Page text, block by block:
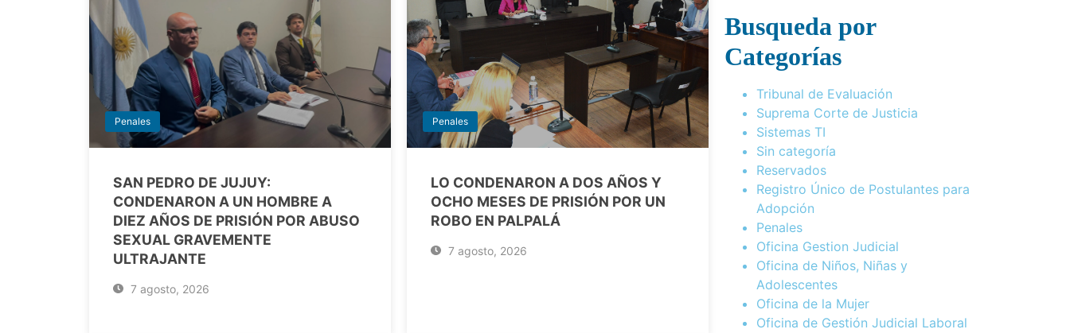
Penales
SAN PEDRO DE JUJUY:
CONDENARON A UN HOMBRE A
DIEZ AÑOS DE PRISIÓN POR ABUSO
SEXUAL GRAVEMENTE
ULTRAJANTE
7 agosto, 2026
Penales
LO CONDENARON A DOS AÑOS Y
OCHO MESES DE PRISIÓN POR UN
ROBO EN PALPALÁ
7 agosto, 2026
Busqueda por
Categorías
Tribunal de Evaluación
Suprema Corte de Justicia
Sistemas TI
Sin categoría
Reservados
Registro Único de Postulantes para
Adopción
Penales
Oficina Gestion Judicial
Oficina de Niños, Niñas y
Adolescentes
Oficina de la Mujer
Oficina de Gestión Judicial Laboral